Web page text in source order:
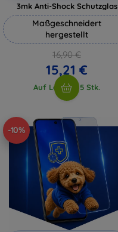
3mk Anti-Shock Schutzglas
Maßgeschneidert
hergestellt
16,90 €
15,21 €
Auf Lager > 5 Stk.
-10%